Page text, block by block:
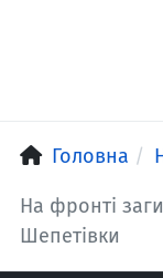
Головна
На фронті
Шепетівки